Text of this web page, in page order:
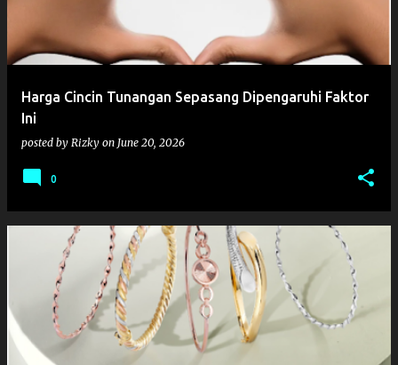
Harga Cincin Tunangan Sepasang Dipengaruhi Faktor
Ini
posted by Rizky on June 20, 2026
0